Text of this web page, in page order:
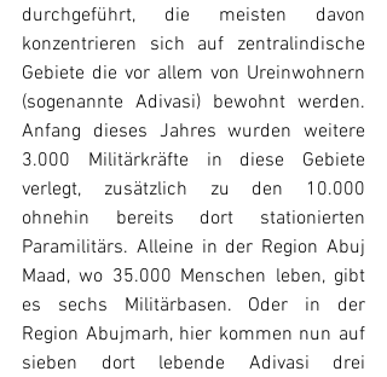
durchgeführt, die meisten davon
konzentrieren sich auf zentralindische
Gebiete die vor allem von Ureinwohnern
(sogenannte Adivasi) bewohnt werden.
Anfang dieses Jahres wurden weitere
3.000 Militärkräfte in diese Gebiete
verlegt, zusätzlich zu den 10.000
ohnehin bereits dort stationierten
Paramilitärs. Alleine in der Region Abuj
Maad, wo 35.000 Menschen leben, gibt
es sechs Militärbasen. Oder in der
Region Abujmarh, hier kommen nun auf
sieben dort lebende Adivasi drei